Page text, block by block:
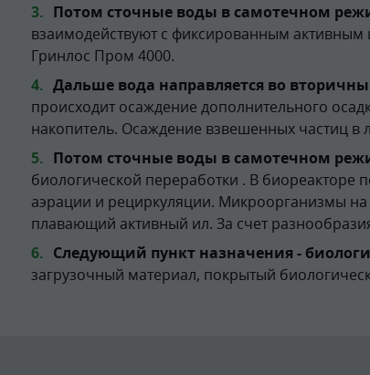
Потом сточные воды в самотечном
взаимодействуют с фиксированным
Гринлос Пром 4000.
Дальше вода направляется во
происходит осаждение дополнительного
накопитель. Осаждение взвешенных частиц в
Потом сточные воды в самотечном
биологической переработки . В
аэрации и рециркуляции. Микроорганизмы
плавающий активный ил. За счет
Следующий пункт назначения -
загрузочный материал, покрытый